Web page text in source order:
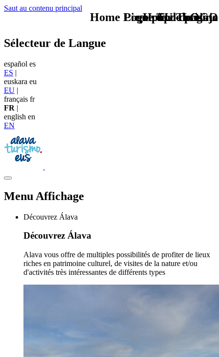
Saut au contenu principal
TU - LOGO
Sélecteur de Langue
español es
ES |
euskara eu
EU |
français fr
FR |
english en
EN
Menu Affichage
Découvrez Álava
Découvrez Álava
Alava vous offre de multiples possibilités de profiter de lieux
riches en patrimoine culturel, de visites de la nature et/ou
d'activités très intéressantes de différents types
que tipo de viaje
Home Logo pie de página
Pie Home Turismo